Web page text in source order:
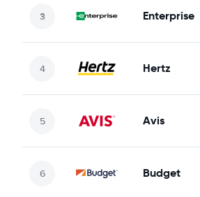
Enterprise
Hertz
Avis
Budget